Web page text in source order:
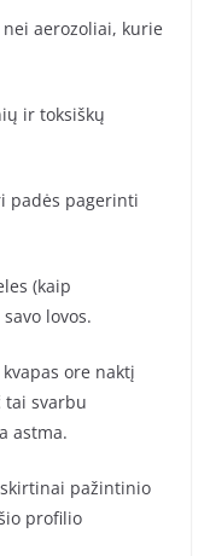
aerozoliai, kurie
ir toksiškų
padės pagerinti
(kaip
lovos.
ore naktį
tai svarbu
astma.
pažintinio
profilio